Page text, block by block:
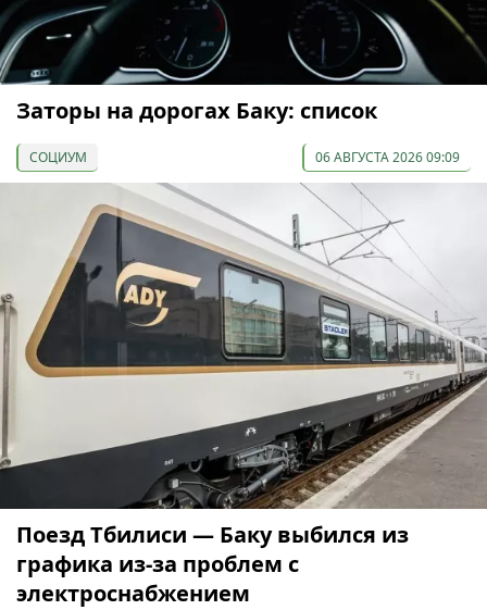
Заторы на дорогах Баку: список
СОЦИУМ 06 АВГУСТА 2026 09:09
Поезд Тбилиси — Баку выбился из
графика из-за проблем с
электроснабжением